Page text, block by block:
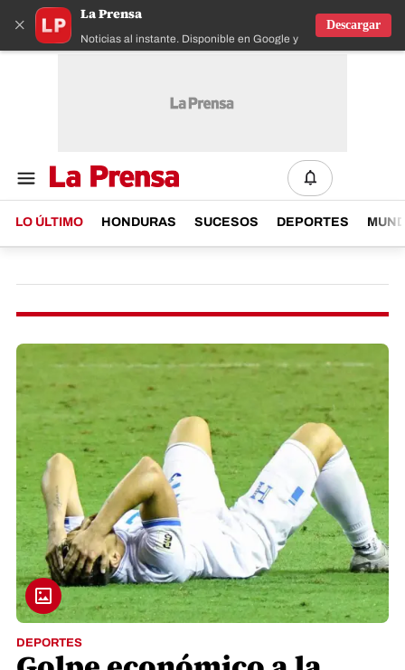
×
La Prensa
Noticias al instante. Disponible en Google y IOS
Descargar
LO ÚLTIMO HONDURAS SUCESOS DEPORTES
DEPORTES